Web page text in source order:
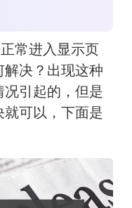
常进入显示页
决？出现这种
引起的，但是
可以，下面是